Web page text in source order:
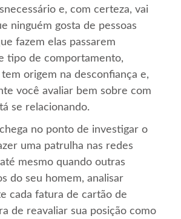
e, com certeza, vai
ninguém gosta de pessoas
fazem elas passarem
tipo de comportamento,
origem na desconfiança e,
você avaliar bem sobre com
se relacionando.
no ponto de investigar o
uma patrulha nas redes
mesmo quando outras
do seu homem, analisar
cada fatura de cartão de
de reavaliar sua posição como